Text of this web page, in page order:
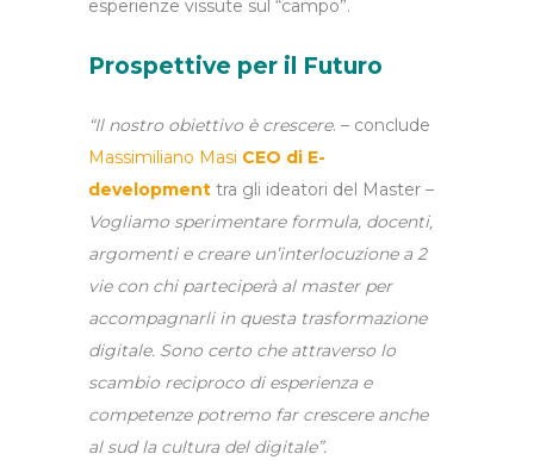
esperienze vissute sul “campo”.
Prospettive per il Futuro
“Il nostro obiettivo è crescere. – conclude
Massimiliano Masi CEO di E-
development tra gli ideatori del Master –
Vogliamo sperimentare formula, docenti,
argomenti e creare un’interlocuzione a 2
vie con chi parteciperà al master per
accompagnarli in questa trasformazione
digitale. Sono certo che attraverso lo
scambio reciproco di esperienza e
competenze potremo far crescere anche
al sud la cultura del digitale”.